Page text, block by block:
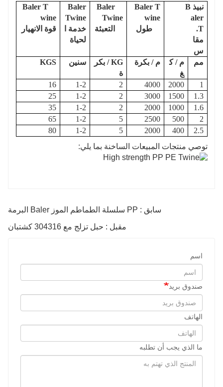
نبيذ B
aler
T.
مقا
س
Baler T
wine
طول
Baler
Twine
التعبئة
Baler
Twine
خدمة ا
لحياة
Baler T
wine
قوة الانهيار
مم
م / ك
غ
م / بكرة
KG / بكر
ة
سنين KGS
1
2000
4000
2
1-2
16
1.3
1500
3000
2
1-2
25
1.6
1000
2000
2
1-2
35
2
500
2500
5
1-2
65
2.5
400
2000
5
1-2
80
توصي منتجات المبيعات الساخنة بما يلي:
سابق : PP سلسلة الطماطم الموز Baler البرمة
مقبل : حبل تزلج مع 304316 كشتبان
اسم
صندوق بريد
الهاتف
ما الذي يجب أن تطلبه